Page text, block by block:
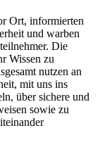
Ort, informierten
und warben
Die
Wissen zu
nutzen an
mit uns ins
über sichere und
sowie zu